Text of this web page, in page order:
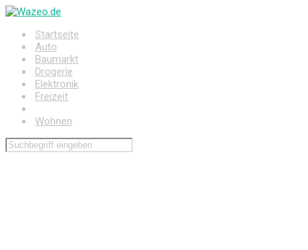
Zum
springenStartseite
Auto
Baumarkt
Drogerie
Elektronik
Freizeit
Wohnen